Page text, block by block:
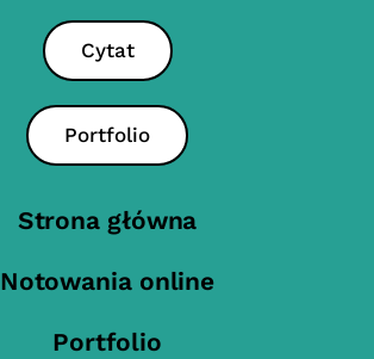
Cytat
Portfolio
Strona główna
Notowania online
Portfolio